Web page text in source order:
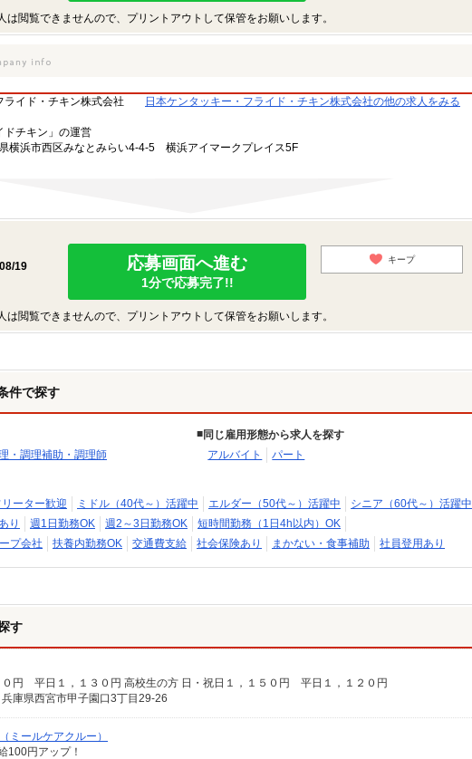
閲覧できませんので、プリントアウトして保管をお願いします。
ライド・チキン株式会社
日本ケンタッキー・フライド・チキン株式会社の他の求人をみる
ドチキン」の運営
浜市西区みなとみらい4-4-5 横浜アイマークプレイス5F
19
応募画面へ進む
1分で応募完了!!
キープ
閲覧できませんので、プリントアウトして保管をお願いします。
件で探す
・調理補助・調理師
同じ雇用形態から求人を探す
アルバイト
パート
リーター歓迎 ミドル（40代～）活躍中 エルダー（50代～）活躍中
シニア（60代～）活躍中
り 週1日勤務OK 週2～3日勤務OK
短時間勤務（1日4h以内）OK
プ会社
扶養内勤務OK 交通費支給 社会保険あり まかない・食事補助 社員登用あり
す
円 平日１，１３０円 高校生の方 日・祝日１，１５０円 平日１，１２０円
庫県西宮市甲子園口3丁目29-26
ールケアクルー）
100円アップ！